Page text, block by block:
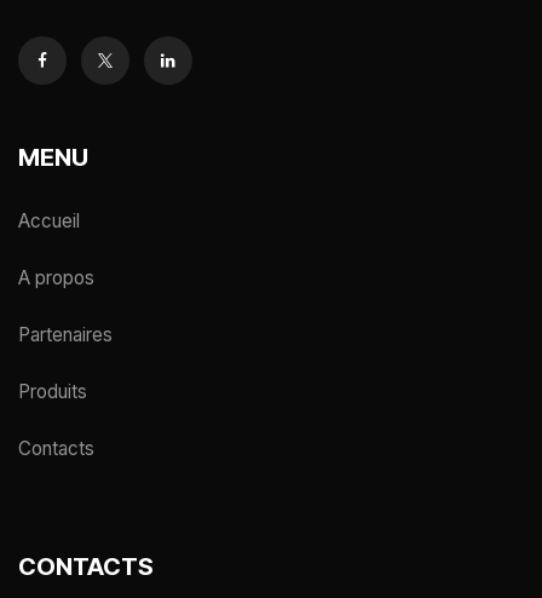
MENU
Accueil
A propos
Partenaires
Produits
Contacts
CONTACTS